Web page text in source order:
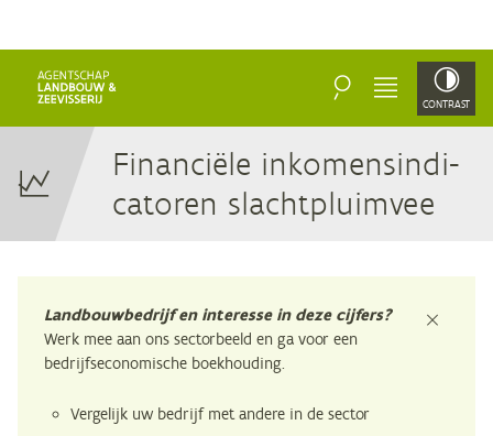
ZOEKEN MENU CONTRAST
Fi­nan­ci­ë­le in­ko­mens­in­di­
ca­to­ren slachtpluimvee
sluiten
Landbouwbedrijf en interesse in deze cijfers?
Werk mee aan ons sectorbeeld en ga voor een
bedrijfseconomische boekhouding.
Vergelijk uw bedrijf met andere in de sector